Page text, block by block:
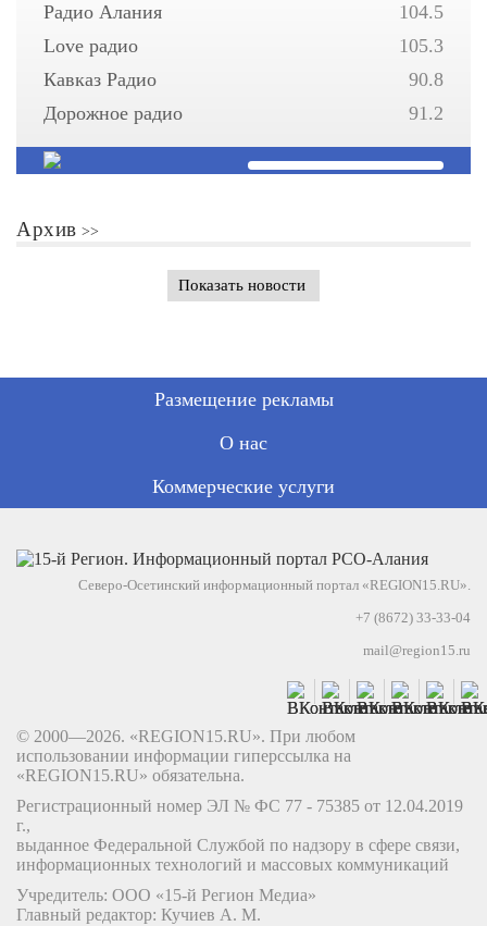
Радио Алания
104.5
Love радио
105.3
Кавказ Радио
90.8
Дорожное радио
91.2
Архив
Показать новости
Размещение рекламы
О нас
Коммерческие услуги
Северо-Осетинский информационный портал «REGION15.RU».
+7 (8672) 33-33-04
mail@region15.ru
© 2000—2026. «REGION15.RU». При любом
использовании информации гиперссылка на
«REGION15.RU» обязательна.
Регистрационный номер ЭЛ № ФС 77 - 75385 от 12.04.2019
г.,
выданное Федеральной Службой по надзору в сфере связи,
информационных технологий и массовых коммуникаций
Учредитель: ООО «15-й Регион Медиа»
Главный редактор: Кучиев А. М.